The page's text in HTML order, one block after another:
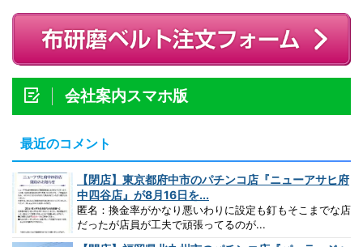
会社案内スマホ版
最近のコメント
【閉店】東京都府中市のパチンコ店『ニューアサヒ府
中四谷店』が8月16日を...
匿名：換金率がかなり悪いわりに設定も釘もそこまでな店
だったが店員が工夫で頑張ってるのが...